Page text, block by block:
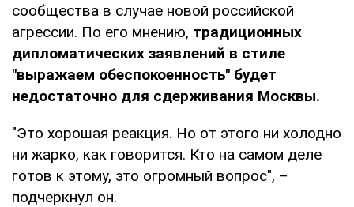
сообщества в случае новой российской
агрессии. По его мнению, традиционных
дипломатических заявлений в стиле
"выражаем обеспокоенность" будет
недостаточно для сдерживания Москвы.
"Это хорошая реакция. Но от этого ни холодно
ни жарко, как говорится. Кто на самом деле
готов к этому, это огромный вопрос", –
подчеркнул он.